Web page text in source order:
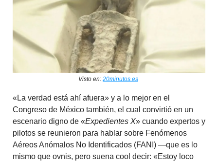
Visto en: 20minutos.es
«La verdad está ahí afuera» y a lo mejor en el
Congreso de México también, el cual convirtió en un
escenario digno de «Expedientes X» cuando expertos y
pilotos se reunieron para hablar sobre Fenómenos
Aéreos Anómalos No Identificados (FANI) —que es lo
mismo que ovnis, pero suena cool decir: «Estoy loco